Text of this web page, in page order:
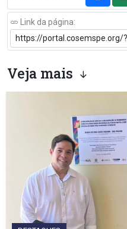
Link da página:
Veja mais